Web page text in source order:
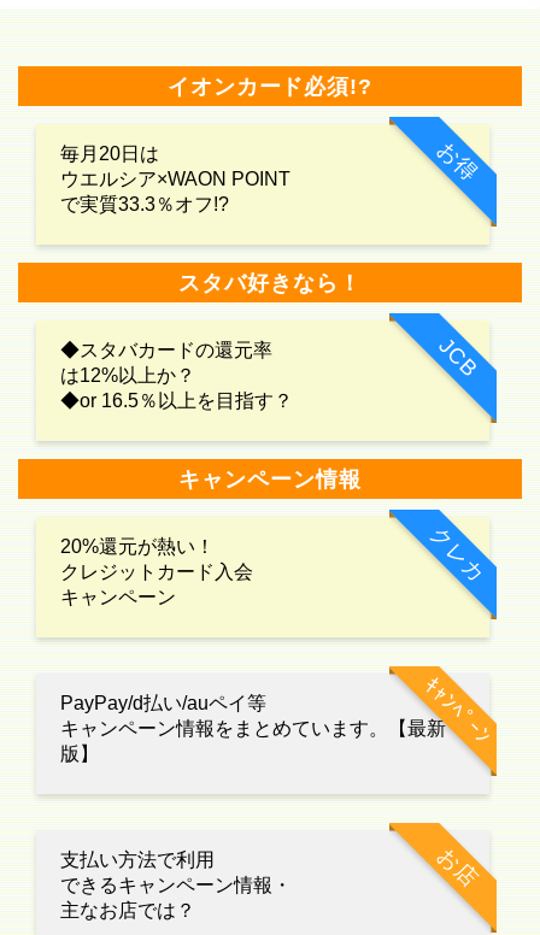
イオンカード必須!?
お得
毎月20日は
ウエルシア×WAON POINT
で実質33.3％オフ!?
スタバ好きなら！
JCB
◆スタバカードの還元率
は12%以上か？
◆or 16.5％以上を目指す？
キャンペーン情報
クレカ
20%還元が熱い！
クレジットカード入会
キャンペーン
ｷｬﾝﾍﾟｰﾝ
PayPay/d払い/auペイ等
キャンペーン情報をまとめています。【最新
版】
お店
支払い方法で利用
できるキャンペーン情報・
主なお店では？